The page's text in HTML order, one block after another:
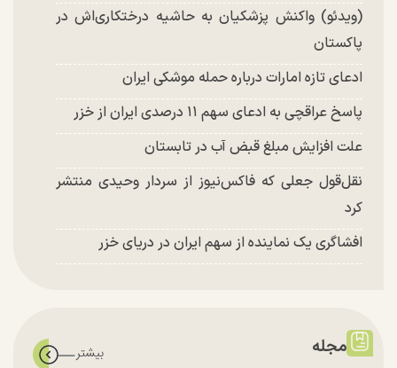
(ویدئو) واکنش پزشکیان به حاشیه درختکاری‌اش در
پاکستان
ادعای تازه امارات درباره حمله موشکی ایران
پاسخ عراقچی به ادعای سهم ۱۱ درصدی ایران از خزر
علت افزایش مبلغ قبض آب در تابستان
نقل‌قول جعلی که فاکس‌نیوز از سردار وحیدی منتشر
کرد
افشاگری یک نماینده از سهم ایران در دریای خزر
مجله